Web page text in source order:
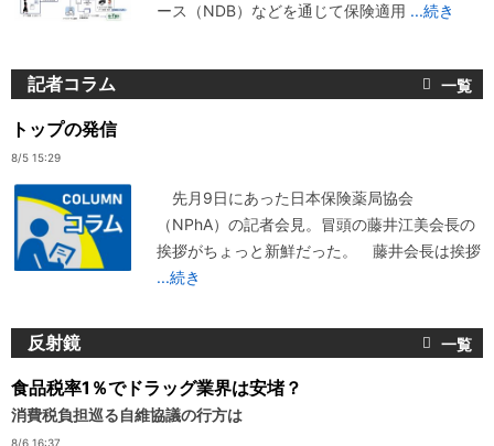
ース（NDB）などを通じて保険適用 ...続き
記者コラム
トップの発信
8/5 15:29
先月9日にあった日本保険薬局協会
（NPhA）の記者会見。冒頭の藤井江美会長の
挨拶がちょっと新鮮だった。 藤井会長は挨拶
...続き
反射鏡
食品税率1％でドラッグ業界は安堵？
消費税負担巡る自維協議の行方は
8/6 16:37